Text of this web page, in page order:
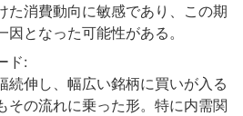
た消費動向に敏感であり、この期
となった可能性がある。
ド:
続伸し、幅広い銘柄に買いが入る
その流れに乗った形。特に内需関